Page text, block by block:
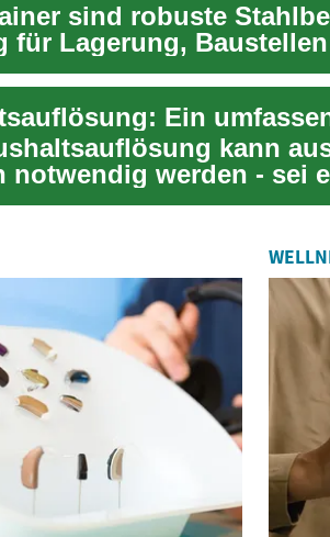
sind robuste
für Lagerung,
...
kann
notwendig werden - sei
in der Fami...